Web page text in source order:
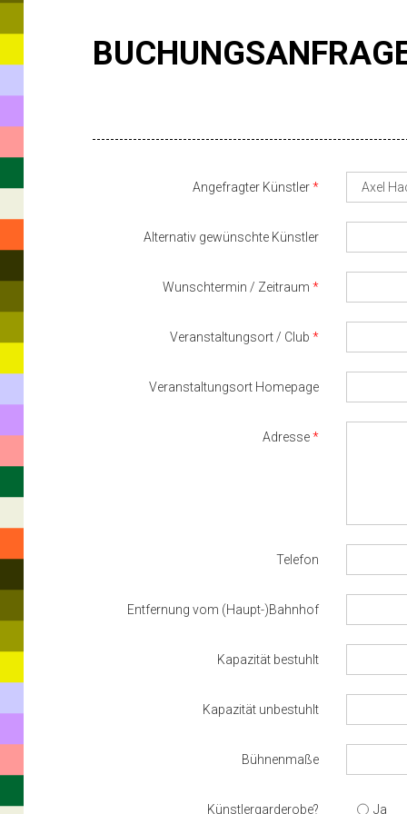
Angefragter Künstler
Alternativ gewünschte Künstler
Wunschtermin / Zeitraum
Veranstaltungsort / Club
Veranstaltungsort Homepage
Adresse
Telefon
Entfernung vom (Haupt-)Bahnhof
Kapazität bestuhlt
Kapazität unbestuhlt
Bühnenmaße
Künstlergarderobe? Ja